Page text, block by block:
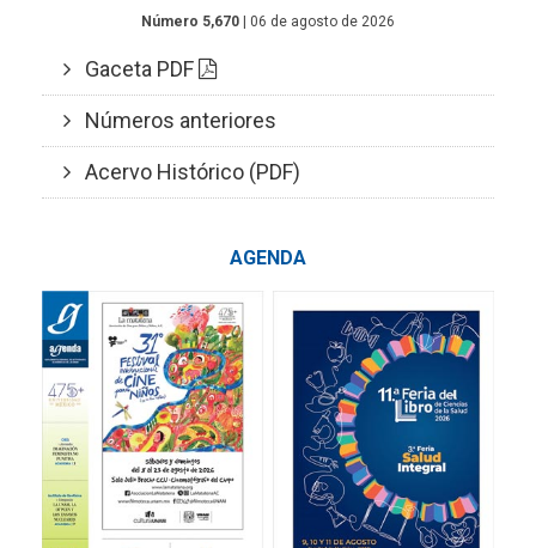
Número 5,670 | 06 de agosto de 2026
Gaceta PDF
Números anteriores
Acervo Histórico (PDF)
AGENDA